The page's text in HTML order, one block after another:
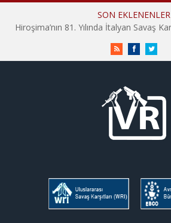
SON EKLENENLER
RSS FacebookTwitter